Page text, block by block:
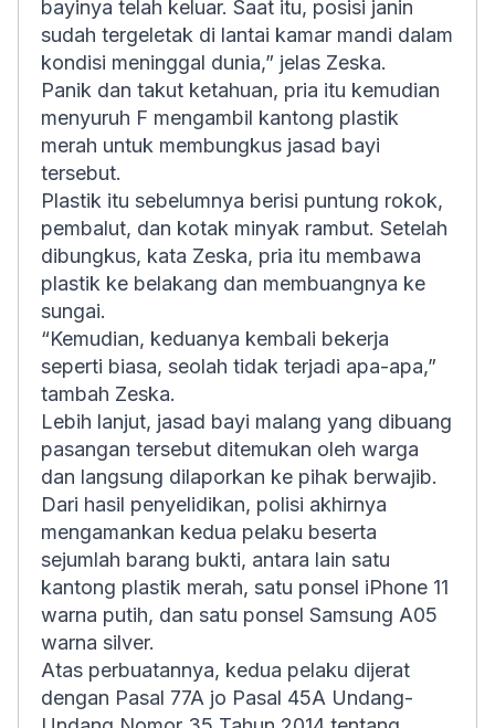
bayinya telah keluar. Saat itu, posisi janin
sudah tergeletak di lantai kamar mandi dalam
kondisi meninggal dunia,” jelas Zeska.
Panik dan takut ketahuan, pria itu kemudian
menyuruh F mengambil kantong plastik
merah untuk membungkus jasad bayi
tersebut.
Plastik itu sebelumnya berisi puntung rokok,
pembalut, dan kotak minyak rambut. Setelah
dibungkus, kata Zeska, pria itu membawa
plastik ke belakang dan membuangnya ke
sungai.
“Kemudian, keduanya kembali bekerja
seperti biasa, seolah tidak terjadi apa-apa,”
tambah Zeska.
Lebih lanjut, jasad bayi malang yang dibuang
pasangan tersebut ditemukan oleh warga
dan langsung dilaporkan ke pihak berwajib.
Dari hasil penyelidikan, polisi akhirnya
mengamankan kedua pelaku beserta
sejumlah barang bukti, antara lain satu
kantong plastik merah, satu ponsel iPhone 11
warna putih, dan satu ponsel Samsung A05
warna silver.
Atas perbuatannya, kedua pelaku dijerat
dengan Pasal 77A jo Pasal 45A Undang-